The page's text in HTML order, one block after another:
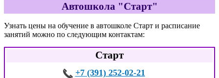
Автошкола "Старт"
Узнать цены на обучение в автошколе Старт и расписание
занятий можно по следующим контактам:
Старт
+7 (391) 252-02-21